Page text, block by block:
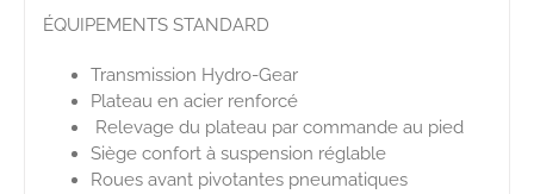
ÉQUIPEMENTS STANDARD
Transmission Hydro-Gear
Plateau en acier renforcé
Relevage du plateau par commande au pied
Siège confort à suspension réglable
Roues avant pivotantes pneumatiques